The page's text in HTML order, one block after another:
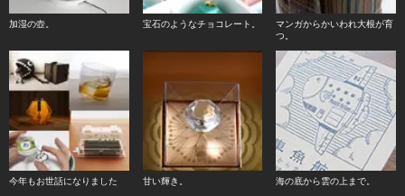
加湿の壺。 宝石のようなチョコレート。
マンガからかいわれ大根が育
つ。
今年もお世話になりました 甘い輝き。 海の底から雲の上まで。